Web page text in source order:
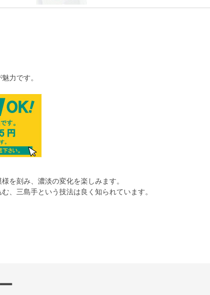
力です。
を刻み、濃淡の変化を楽しみます。
、三島手という技法は良く知られています。